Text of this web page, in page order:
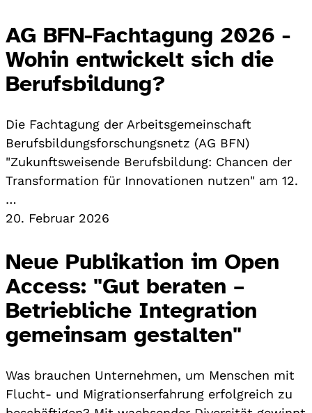
AG BFN-Fachtagung 2026 -
Wohin entwickelt sich die
Berufsbildung?
Die Fachtagung der Arbeitsgemeinschaft
Berufsbildungsforschungsnetz (AG BFN)
"Zukunftsweisende Berufsbildung: Chancen der
Transformation für Innovationen nutzen" am 12.
…
20. Februar 2026
Neue Publikation im Open
Access: "Gut beraten –
Betriebliche Integration
gemeinsam gestalten"
Was brauchen Unternehmen, um Menschen mit
Flucht- und Migrationserfahrung erfolgreich zu